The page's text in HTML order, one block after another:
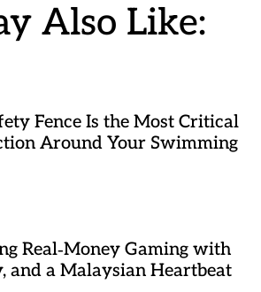
Also Like:
Fence Is the Most Critical
Around Your Swimming
Real‑Money Gaming with
and a Malaysian Heartbeat